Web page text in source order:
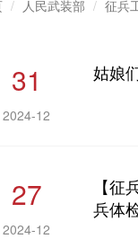
人民武装部 征兵
31
2024-12
姑娘
27
2024-12
【
兵体